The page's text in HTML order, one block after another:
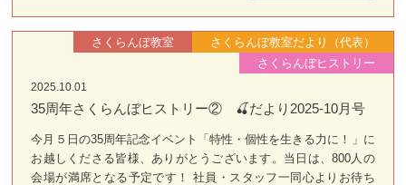
さくらんぼ教室だより（代表）
さくらんぼ教室
さくらんぼヒストリー
2025.10.01
35周年さくらんぼヒストリー② 🍒だより2025-10月号
今月５日の35周年記念イベント「特性・個性を生きる力に！」に
お越しくださる皆様、ありがとうございます。当日は、800人の
会場が満席となる予定です！ 社員・スタッフ一同心よりお待ち